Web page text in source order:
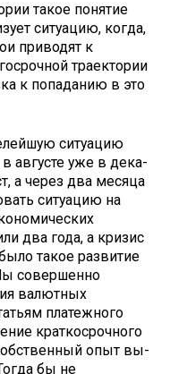
такое понятие
ситуацию, когда,
приводят к
траектории
к попа­данию в это
ситуацию
в августе уже в дека­
а через два месяца
ситуацию на
два года, а кризис
такое развитие
совершенно
валютных
платежного
краткосрочного
опыт вы­
бы не